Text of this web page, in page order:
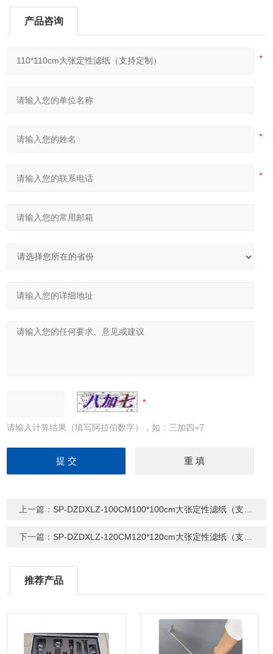
产品咨询
请输入计算结果（填写阿拉伯数字），如：三加四=7
上一篇： SP-DZDXLZ-100CM100*100cm大张定性滤纸（支持定制）
下一篇： SP-DZDXLZ-120CM120*120cm大张定性滤纸（支持定制）
推荐产品